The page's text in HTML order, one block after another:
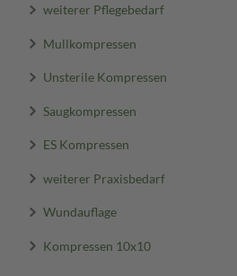
weiterer Pflegebedarf
Mullkompressen
Unsterile Kompressen
Saugkompressen
ES Kompressen
weiterer Praxisbedarf
Wundauflage
Kompressen 10x10